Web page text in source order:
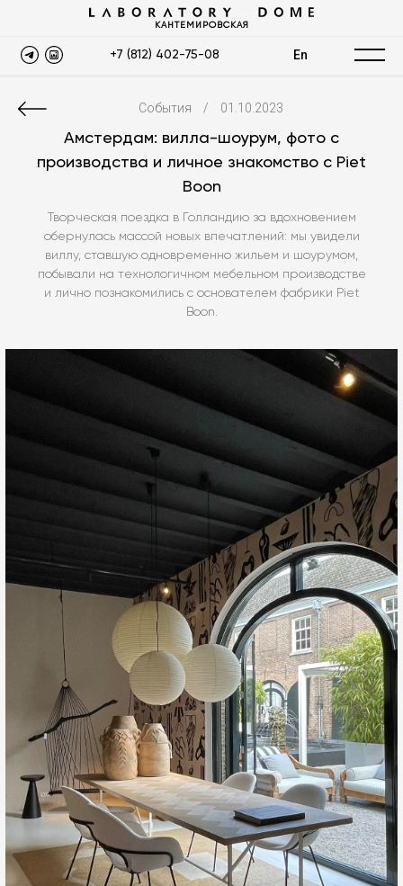
КАНТЕМИРОВСКАЯ
+7 (812) 402-75-08 En
События / 01.10.2023
Амстердам: вилла-шоурум, фото с
производства и личное знакомство с Piet
Boon
Творческая поездка в Голландию за вдохновением
обернулась массой новых впечатлений: мы увидели
виллу, ставшую одновременно жильем и шоурумом,
побывали на технологичном мебельном производстве
и лично познакомились с основателем фабрики Piet
Boon.